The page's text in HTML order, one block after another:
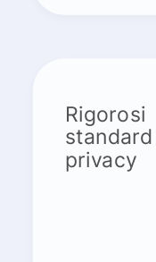
Rigorosi
privacy